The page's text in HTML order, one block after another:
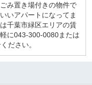
み置き場付きの物件で
いアパートになってま
千葉市緑区エリアの賃
に043-300-0080または
ださい。